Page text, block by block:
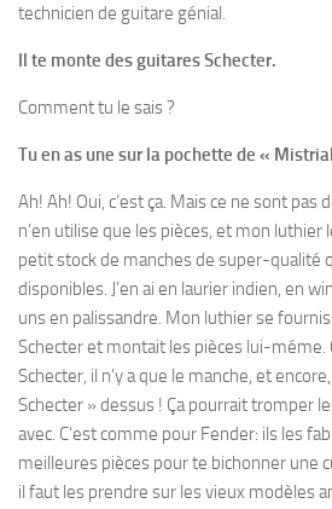
technicien de guitare génial.
Il te monte des guitares Schecter.
Comment tu le sais ?
Tu en as une sur la pochette de «
Ah! Ah! Oui, c’est ça. Mais ce ne sont pas
n’en utilise que les pièces, et mon luthier
petit stock de manches de super-qualité
disponibles. J’en ai en laurier indien, en
uns en palissandre. Mon luthier se
Schecter et montait les pièces lui-méme.
Schecter, il n’y a que le manche, et
Schecter » dessus ! Ça pourrait tromper
avec. C’est comme pour Fender: ils les
meilleures pièces pour te bichonner une
il faut les prendre sur les vieux modèles